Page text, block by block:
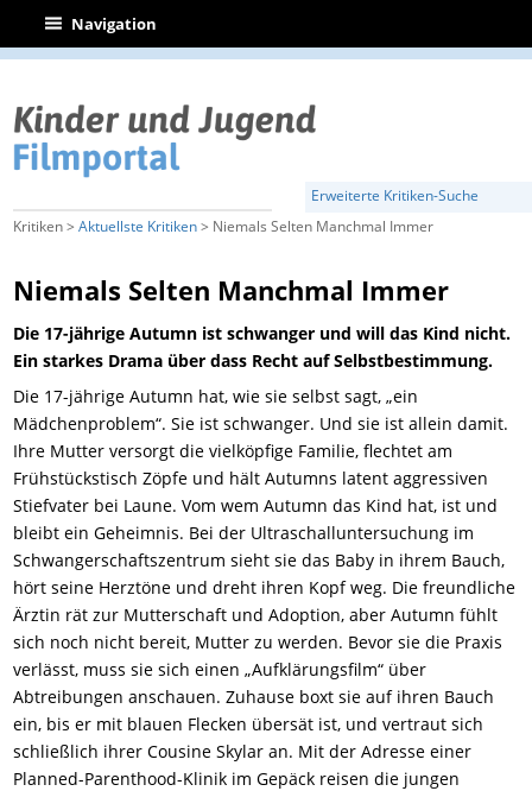
| Navigation
Erweiterte Kritiken-Suche
Kritiken >Aktuellste Kritiken> Niemals Selten Manchmal Immer
Niemals Selten Manchmal Immer
Die 17-jährige Autumn ist schwanger und will das Kind nicht.
Ein starkes Drama über dass Recht auf Selbstbestimmung.
Die 17-jährige Autumn hat, wie sie selbst sagt, „ein
Mädchenproblem“. Sie ist schwanger. Und sie ist allein damit.
Ihre Mutter versorgt die vielköpfige Familie, flechtet am
Frühstückstisch Zöpfe und hält Autumns latent aggressiven
Stiefvater bei Laune. Vom wem Autumn das Kind hat, ist und
bleibt ein Geheimnis. Bei der Ultraschalluntersuchung im
Schwangerschaftszentrum sieht sie das Baby in ihrem Bauch,
hört seine Herztöne und dreht ihren Kopf weg. Die freundliche
Ärztin rät zur Mutterschaft und Adoption, aber Autumn fühlt
sich noch nicht bereit, Mutter zu werden. Bevor sie die Praxis
verlässt, muss sie sich einen „Aufklärungsfilm“ über
Abtreibungen anschauen. Zuhause boxt sie auf ihren Bauch
ein, bis er mit blauen Flecken übersät ist, und vertraut sich
schließlich ihrer Cousine Skylar an. Mit der Adresse einer
Planned-Parenthood-Klinik im Gepäck reisen die jungen